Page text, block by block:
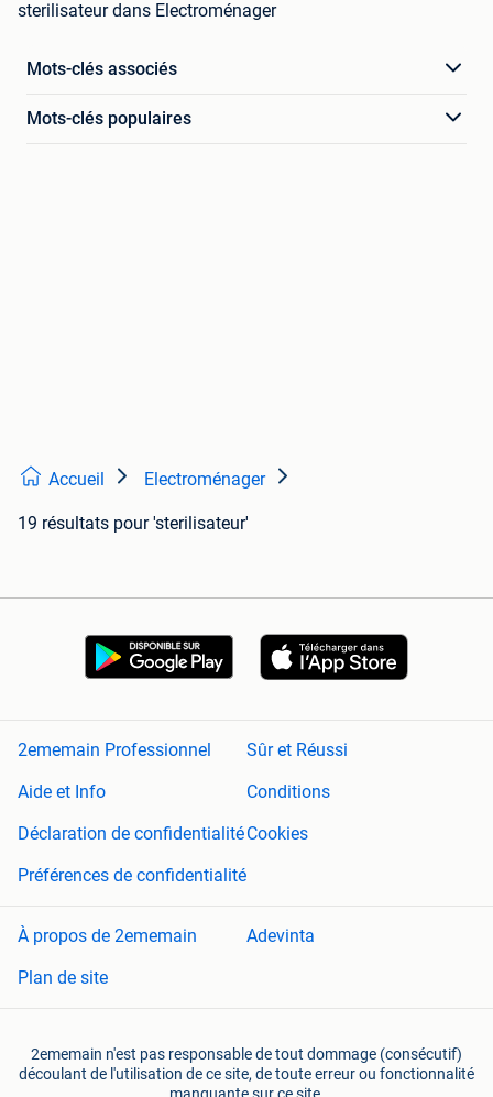
sterilisateur dans Electroménager
Mots-clés associés
Mots-clés populaires
Accueil Electroménager
19 résultats pour 'sterilisateur'
2ememain Professionnel
Sûr et Réussi
Aide et Info
Conditions
Déclaration de confidentialitéCookies
Préférences de confidentialité
À propos de 2ememain
Adevinta
Plan de site
2ememain n'est pas responsable de tout dommage (consécutif)
découlant de l'utilisation de ce site, de toute erreur ou fonctionnalité